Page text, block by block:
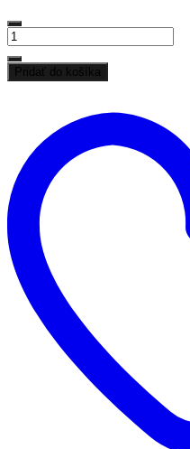
množstvo
Trsátko
Dunlop
443R
Standard
USA
Bestseller
Pridať do košíka